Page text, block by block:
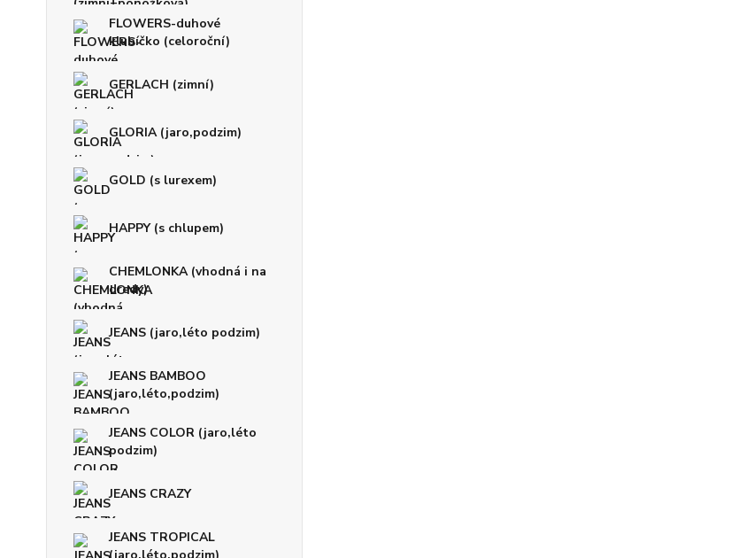
FLOWERS-duhové
klubíčko (celoroční)
GERLACH (zimní)
GLORIA (jaro,podzim)
GOLD (s lurexem)
HAPPY (s chlupem)
CHEMLONKA (vhodná i na
dredy)
JEANS (jaro,léto podzim)
JEANS BAMBOO
(jaro,léto,podzim)
JEANS COLOR (jaro,léto
podzim)
JEANS CRAZY
JEANS TROPICAL